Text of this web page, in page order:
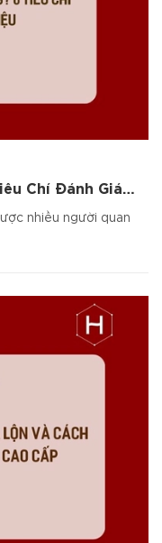
Chí Đánh Giá
nhiều người quan